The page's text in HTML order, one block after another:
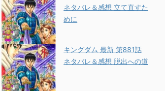
ネタバレ＆感想 立て直すた
めに
キングダム 最新 第881話
ネタバレ＆感想 脱出への道